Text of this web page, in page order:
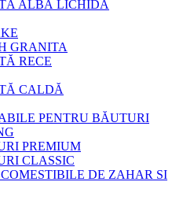
ALBĂ LICHIDĂ
GRANITA
RECE
CALDĂ
PENTRU BĂUTURI
PREMIUM
CLASSIC
DE ZAHAR SI